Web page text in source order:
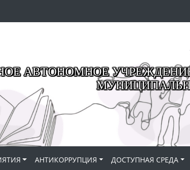
АВТОНОМНОЕ
АНТИКОРРУПЦИЯ ДОСТУПНАЯ СРЕДА